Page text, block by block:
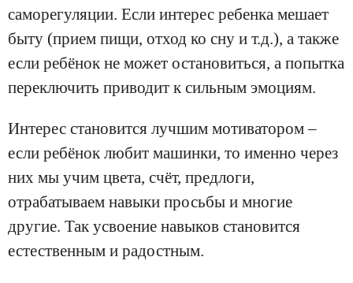
саморегуляции. Если интерес ребенка мешает
быту (прием пищи, отход ко сну и т.д.), а также
если ребёнок не может остановиться, а попытка
переключить приводит к сильным эмоциям.
Интерес становится лучшим мотиватором –
если ребёнок любит машинки, то именно через
них мы учим цвета, счёт, предлоги,
отрабатываем навыки просьбы и многие
другие. Так усвоение навыков становится
естественным и радостным.